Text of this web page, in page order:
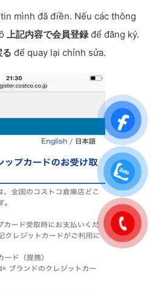
mình đã điền. Nếu các thông
上記内容で会員登録để đăng ký.
る để quay lại chỉnh sửa.